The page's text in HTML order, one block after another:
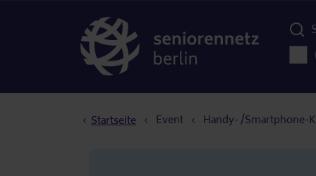
Startseite Event Handy- /Smartphone-